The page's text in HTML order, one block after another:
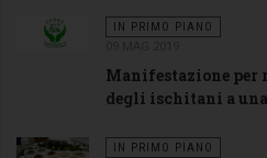
IN PRIMO PIANO
Manifestazione
degli ischitani a
IN PRIMO PIANO